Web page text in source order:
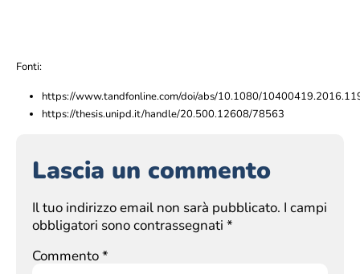
Fonti:
https://www.tandfonline.com/doi/abs/10.1080/
https://thesis.unipd.it/handle/20.500.12608/78563
Lascia un commento
Il tuo indirizzo email non sarà pubblicato. I campi
obbligatori sono contrassegnati *
Commento*